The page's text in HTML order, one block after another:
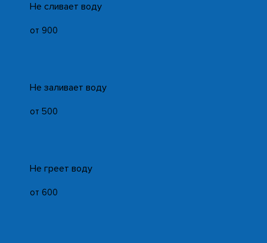
Не сливает воду
от 900
Не заливает воду
от 500
Не греет воду
от 600